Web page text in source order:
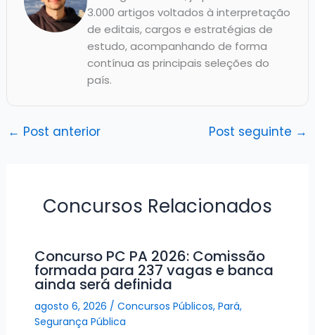
3.000 artigos voltados à interpretação
de editais, cargos e estratégias de
estudo, acompanhando de forma
contínua as principais seleções do
país.
← Post anterior Post seguinte →
Concursos Relacionados
Concurso PC PA 2026: Comissão
formada para 237 vagas e banca
ainda será definida
agosto 6, 2026 / Concursos Públicos, Pará,
Segurança Pública